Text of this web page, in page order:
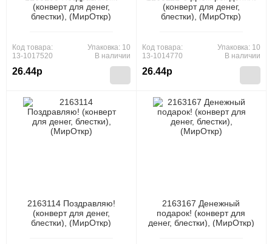
(конверт для денег,
блестки), (МирОткр)
Код товара:
13-1017520
26.44р
Упаковка: 10
В наличии
(конверт для денег,
блестки), (МирОткр)
Код товара:
13-1014770
26.44р
Упаковка: 10
В наличии
2163114 Поздравляю!
(конверт для денег,
блестки), (МирОткр)
2163167 Денежный
подарок! (конверт для
денег, блестки), (МирОткр)